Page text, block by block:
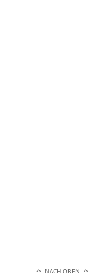
NACH OBEN